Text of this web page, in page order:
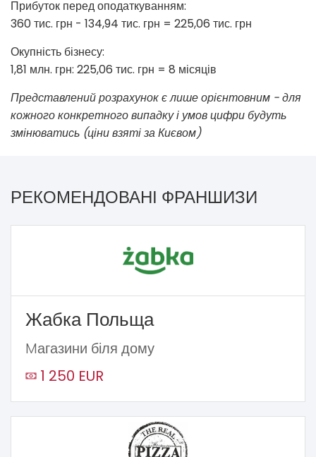
Прибуток перед оподаткуванням:
360 тис. грн - 134,94 тис. грн = 225,06 тис. грн
Окупність бізнесу:
1,81 млн. грн: 225,06 тис. грн = 8 місяців
Представлений розрахунок є лише орієнтовним - для
кожного конкретного випадку і умов цифри будуть
змінюватись (ціни взяті за Києвом)
РЕКОМЕНДОВАНІ ФРАНШИЗИ
Жабка Польща
Mагазини біля дому
1 250 EUR